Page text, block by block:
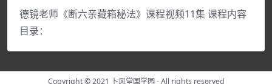
德镜老师《断六亲藏箱秘法》课程视频11集 课程内容
目录：
Copyright © 2021 卜风堂国学园- All rights reserved